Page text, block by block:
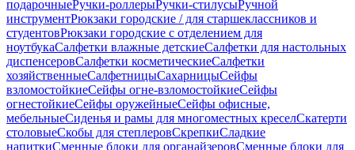
подарочныеРучки-роллерыРучки-стилусыРучной
инструментРюкзаки городские / для старшеклассников и
студентовРюкзаки городские с отделением для
ноутбукаСалфетки влажные детскиеСалфетки для настольных
диспенсеровСалфетки косметическиеСалфетки
хозяйственныеСалфетницыСахарницыСейфы
взломостойкиеСейфы огне-взломостойкиеСейфы
огнестойкиеСейфы оружейныеСейфы офисные,
мебельныеСиденья и рамы для многоместных креселСкатерти
столовыеСкобы для степлеровСкрепкиСладкие
напиткиСменные блоки для органайзеровСменные блоки для